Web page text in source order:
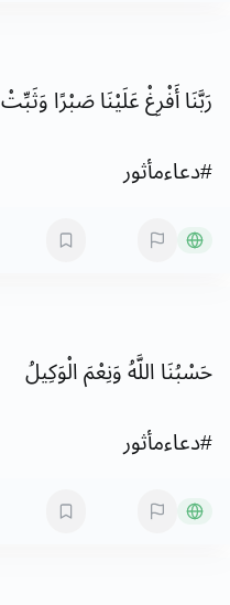
رَبَّنَاأَفْرِغْعَلَيْنَاصَبْرًاوَثَبِّتْ
#دعاءمأثور
حَسْبُنَااللَّهُوَنِعْمَالْوَكِيلُ
#دعاءمأثور